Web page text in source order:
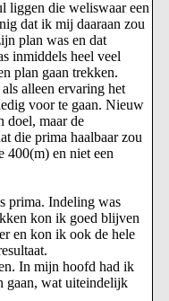
liggen die weliswaar een
dat ik mij daaraan zou
plan was en dat
inmiddels heel veel
plan gaan trekken.
alleen ervaring het
voor te gaan. Nieuw
doel, maar de
die prima haalbaar zou
400(m) en niet een
prima. Indeling was
kon ik goed blijven
en kon ik ook de hele
In mijn hoofd had ik
gaan, wat uiteindelijk